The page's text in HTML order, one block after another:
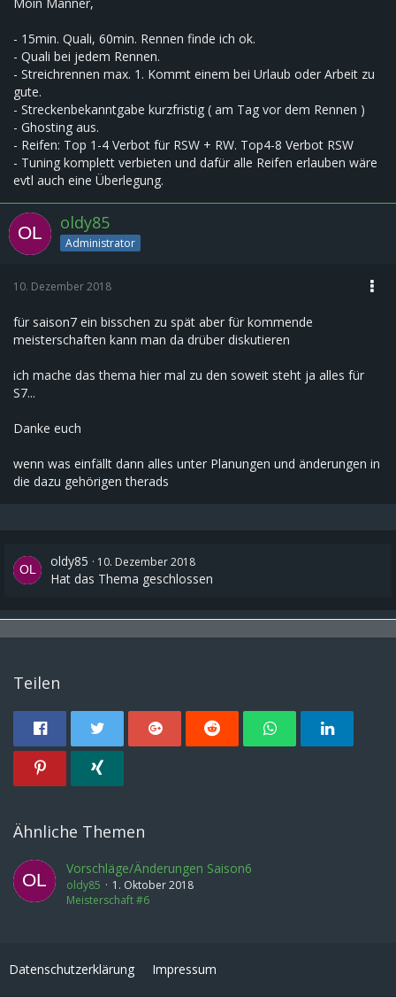
- 15min. Quali, 60min. Rennen finde ich ok.
- Quali bei jedem Rennen.
- Streichrennen max. 1. Kommt einem bei Urlaub oder Arbeit zu
gute.
- Streckenbekanntgabe kurzfristig ( am Tag vor dem Rennen )
- Ghosting aus.
- Reifen: Top 1-4 Verbot für RSW + RW. Top4-8 Verbot RSW
- Tuning komplett verbieten und dafür alle Reifen erlauben wäre
evtl auch eine Überlegung.
oldy85
Administrator
10. Dezember 2018
für saison7 ein bisschen zu spät aber für kommende
meisterschaften kann man da drüber diskutieren
ich mache das thema hier mal zu den soweit steht ja alles für
S7...
Danke euch
wenn was einfällt dann alles unter Planungen und änderungen in
die dazu gehörigen therads
oldy85 10. Dezember 2018
Hat das Thema geschlossen
Teilen
Ähnliche Themen
Vorschläge/Änderungen Saison6
oldy85
1. Oktober 2018
Meisterschaft #6
Datenschutzerklärung Impressum